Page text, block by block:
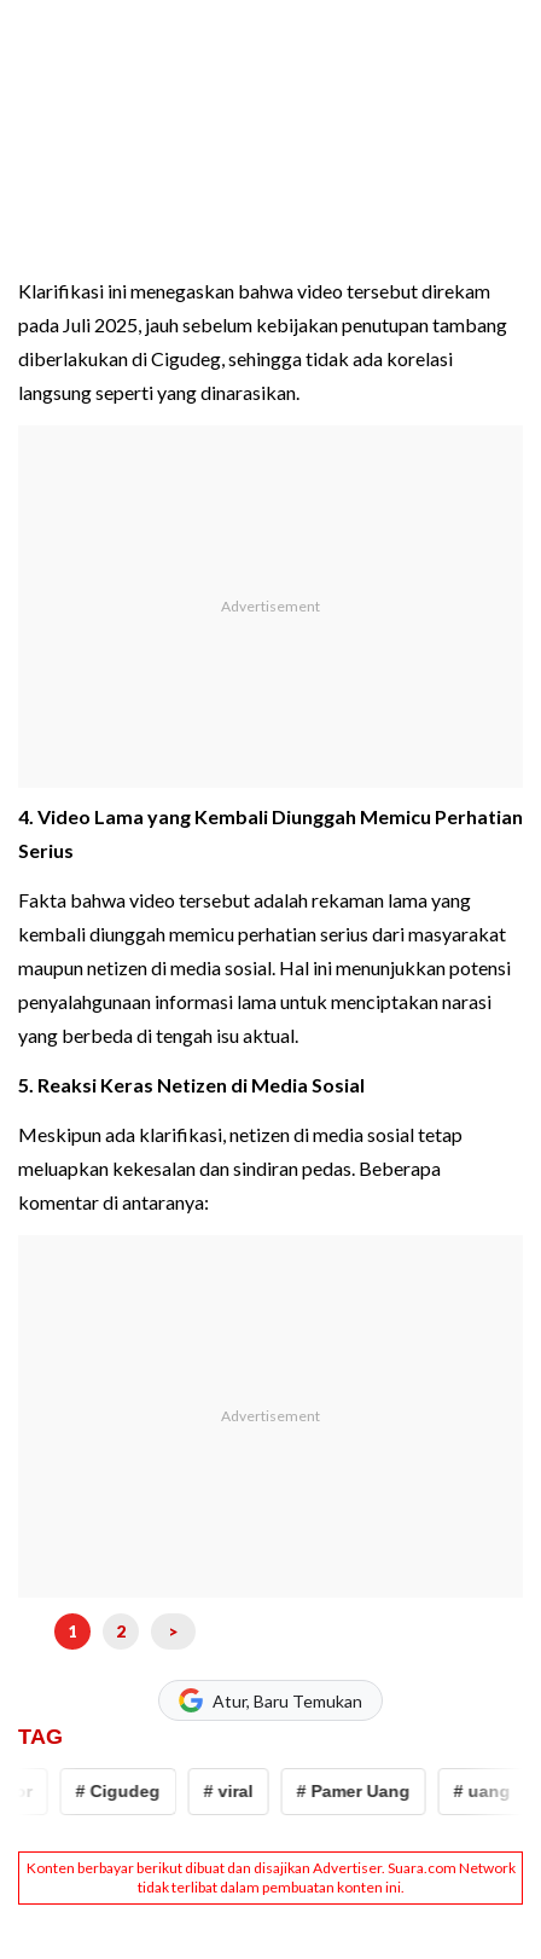
Klarifikasi ini menegaskan bahwa video tersebut direkam
pada Juli 2025, jauh sebelum kebijakan penutupan tambang
diberlakukan di Cigudeg, sehingga tidak ada korelasi
langsung seperti yang dinarasikan.
4. Video Lama yang Kembali Diunggah Memicu Perhatian
Serius
Fakta bahwa video tersebut adalah rekaman lama yang
kembali diunggah memicu perhatian serius dari masyarakat
maupun netizen di media sosial. Hal ini menunjukkan potensi
penyalahgunaan informasi lama untuk menciptakan narasi
yang berbeda di tengah isu aktual.
5. Reaksi Keras Netizen di Media Sosial
Meskipun ada klarifikasi, netizen di media sosial tetap
meluapkan kekesalan dan sindiran pedas. Beberapa
komentar di antaranya:
1 2 >
Atur, Baru Temukan
TAG
# Cigudeg # viral # Pamer Uang # uang